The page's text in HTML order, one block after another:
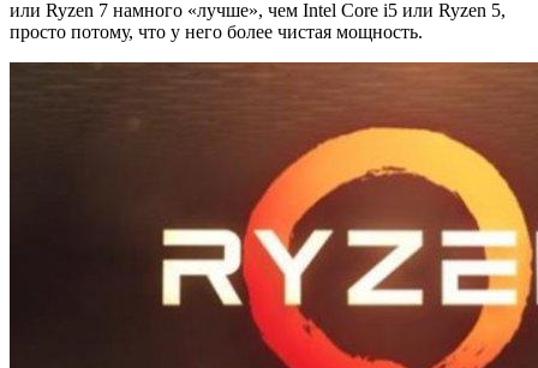
или Ryzen 7 намного «лучше», чем Intel Core i5 или Ryzen 5,
просто потому, что у него более чистая мощность.